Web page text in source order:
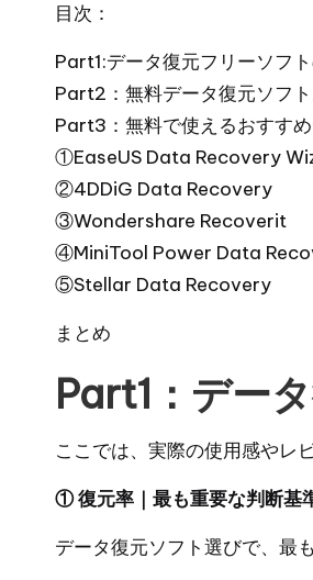
目次：
Part1:データ復元フリーソフ
Part2：無料データ復元ソフ
Part3：無料で使えるおすす
①EaseUS Data Recovery
②4DDiG Data Recovery
③Wondershare Recoverit
④MiniTool Power Data
⑤Stellar Data Recovery
まとめ
Part1：デー
ここでは、実際の使用感やレ
① 復元率｜最も重要な判断基
データ復元ソフト選びで、最